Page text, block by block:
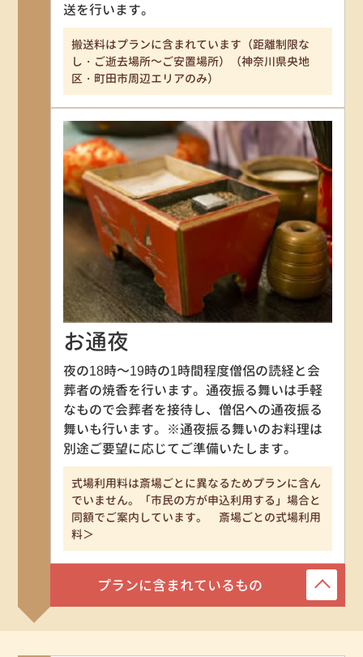
送を行います。
搬送料はプランに含まれています（距離制限な
し・ご逝去場所～ご安置場所）（神奈川県央地
区・町田市周辺エリアのみ）
お通夜
夜の18時～19時の1時間程度僧侶の読経と会
葬者の焼香を行います。通夜振る舞いは手軽
なもので会葬者を接待し、僧侶への通夜振る
舞いも行います。※通夜振る舞いのお料理は
別途ご要望に応じてご準備いたします。
式場利用料は斎場ごとに異なるためプランに含ん
でいません。「市民の方が申込利用する」場合と
同額でご案内しています。 斎場ごとの式場利用
料＞
プランに含まれているもの